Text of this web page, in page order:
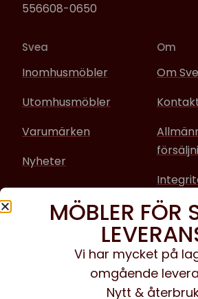
556608-0650
Svea
Inomhusmöbler
Utomhusmöbler
Varumärken
Nyheter
Om
Om
Sociala media
Facebook
Instagram
MÖBLER FÖR
Vi har mycket på
omgående
Nytt &